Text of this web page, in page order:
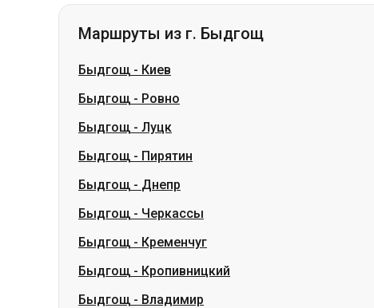
Маршруты из г. Быдгощ
Быдгощ - Киев
Быдгощ - Ровно
Быдгощ - Луцк
Быдгощ - Пирятин
Быдгощ - Днепр
Быдгощ - Черкассы
Быдгощ - Кременчуг
Быдгощ - Кропивницкий
Быдгощ - Владимир